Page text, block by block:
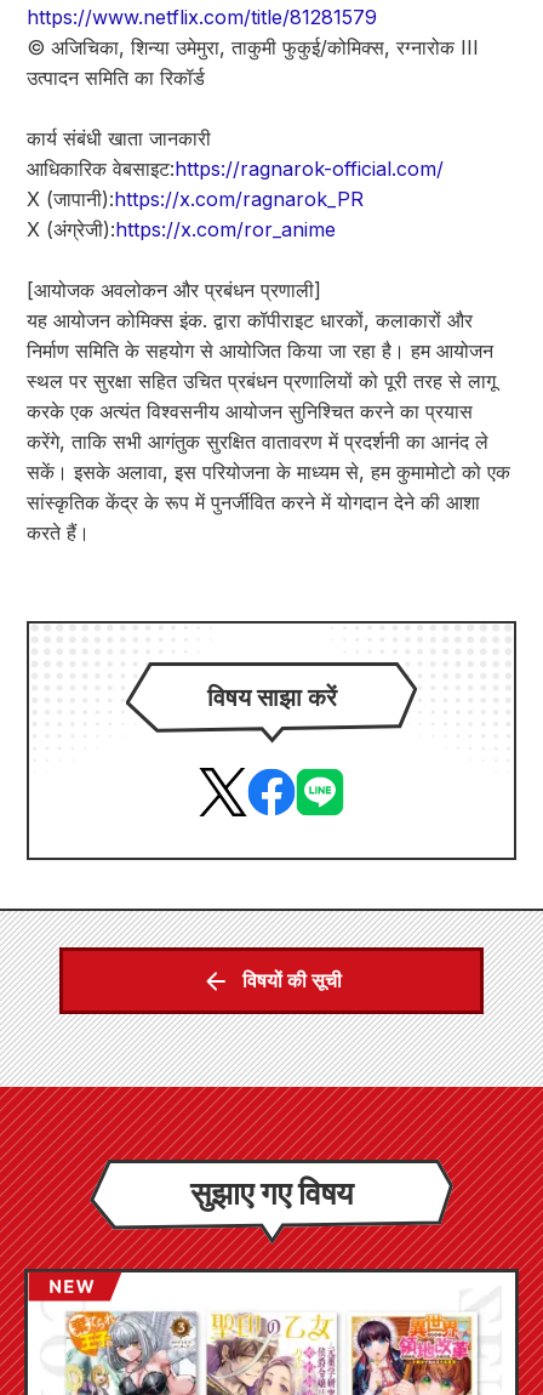
https://www.netflix.com/title/81281579
© अजिचिका, शिन्या उमेमुरा, ताकुमी फुकुई/कोमिक्स, रग्नारोक III
उत्पादन समिति का रिकॉर्ड
कार्य संबंधी खाता जानकारी
आधिकारिक वेबसाइट:https://ragnarok-official.com/
X (जापानी):https://x.com/ragnarok_PR
X (अंग्रेजी):https://x.com/ror_anime
[आयोजक अवलोकन और प्रबंधन प्रणाली]
यह आयोजन कोमिक्स इंक. द्वारा कॉपीराइट धारकों, कलाकारों और
निर्माण समिति के सहयोग से आयोजित किया जा रहा है। हम आयोजन
स्थल पर सुरक्षा सहित उचित प्रबंधन प्रणालियों को पूरी तरह से लागू
करके एक अत्यंत विश्वसनीय आयोजन सुनिश्चित करने का प्रयास
करेंगे, ताकि सभी आगंतुक सुरक्षित वातावरण में प्रदर्शनी का आनंद ले
सकें। इसके अलावा, इस परियोजना के माध्यम से, हम कुमामोटो को एक
सांस्कृतिक केंद्र के रूप में पुनर्जीवित करने में योगदान देने की आशा
करते हैं।
विषय साझा करें
विषयों की सूची
सुझाए गए विषय